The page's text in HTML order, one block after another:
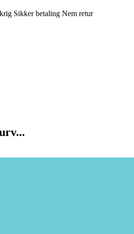
Sikker betaling Nem retur